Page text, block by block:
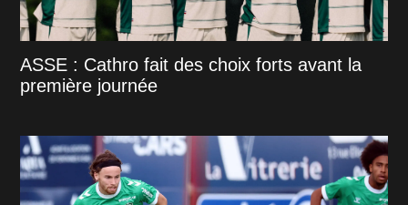
ASSE : Cathro fait des choix forts avant la
première journée